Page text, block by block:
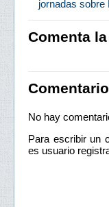
jornadas sobre
Comenta
No hay
Para escribir un
es usuario